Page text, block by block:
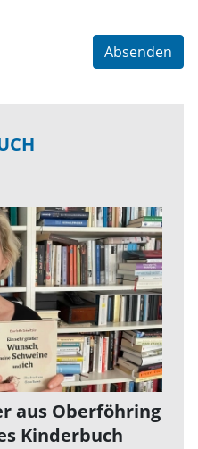
Absenden
aus Oberföhring
Kinderbuch